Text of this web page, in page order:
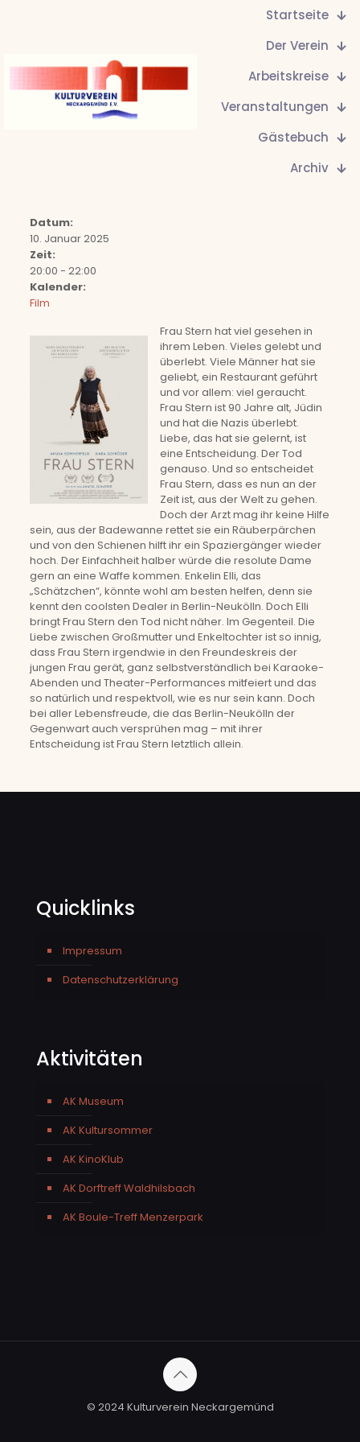
Startseite
Der Verein
Arbeitskreise
Veranstaltungen
Gästebuch
Archiv
Datum:
10. Januar 2025
Zeit:
20:00 - 22:00
Kalender:
Film
Frau Stern hat viel gesehen in
ihrem Leben. Vieles gelebt und
überlebt. Viele Männer hat sie
geliebt, ein Restaurant geführt
und vor allem: viel geraucht.
Frau Stern ist 90 Jahre alt, Jüdin
und hat die Nazis überlebt.
Liebe, das hat sie gelernt, ist
eine Entscheidung. Der Tod
genauso. Und so entscheidet
Frau Stern, dass es nun an der
Zeit ist, aus der Welt zu gehen.
Doch der Arzt mag ihr keine Hilfe
sein, aus der Badewanne rettet sie ein Räuberpärchen
und von den Schienen hilft ihr ein Spaziergänger wieder
hoch. Der Einfachheit halber würde die resolute Dame
gern an eine Waffe kommen. Enkelin Elli, das
„Schätzchen“, könnte wohl am besten helfen, denn sie
kennt den coolsten Dealer in Berlin-Neukölln. Doch Elli
bringt Frau Stern den Tod nicht näher. Im Gegenteil. Die
Liebe zwischen Großmutter und Enkeltochter ist so innig,
dass Frau Stern irgendwie in den Freundeskreis der
jungen Frau gerät, ganz selbstverständlich bei Karaoke-
Abenden und Theater-Performances mitfeiert und das
so natürlich und respektvoll, wie es nur sein kann. Doch
bei aller Lebensfreude, die das Berlin-Neukölln der
Gegenwart auch versprühen mag – mit ihrer
Entscheidung ist Frau Stern letztlich allein.
Quicklinks
Impressum
Datenschutzerklärung
Aktivitäten
AK Museum
AK Kultursommer
AK KinoKlub
AK Dorftreff Waldhilsbach
AK Boule-Treff Menzerpark
© 2024 Kulturverein Neckargemünd